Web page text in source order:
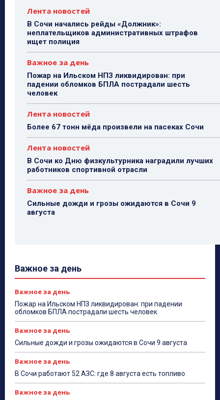
Лента новостей
В Сочи начались рейды «Должник»:
неплательщиков административных штрафов
ищет полиция
Важное за день
Пожар на Ильском НПЗ ликвидирован: при
падении обломков БПЛА пострадали шесть
человек
Лента новостей
Более 67 тонн мёда произвели на пасеках Сочи
Лента новостей
В Сочи ко Дню физкультурника наградили лучших
работников спортивной отрасли
Важное за день
Сильные дожди и грозы ожидаются в Сочи 9
августа
Важное за день
Важное за день
Пожар на Ильском НПЗ ликвидирован: при падении
обломков БПЛА пострадали шесть человек
Важное за день
Сильные дожди и грозы ожидаются в Сочи 9 августа
Важное за день
В Сочи работают 52 АЗС: где 8 августа есть топливо
Важное за день